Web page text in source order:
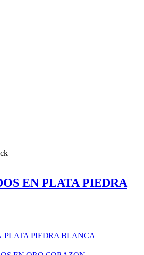
EN PLATA PIEDRA
PLATA PIEDRA BLANCA